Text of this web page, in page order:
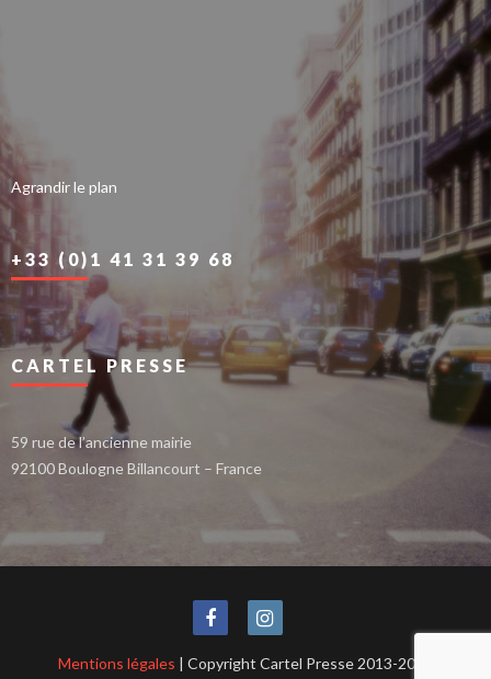
Agrandir le plan
+33 (0)1 41 31 39 68
CARTEL PRESSE
59 rue de l’ancienne mairie
92100 Boulogne Billancourt – France
Mentions légales | Copyright Cartel Presse 2013-2021